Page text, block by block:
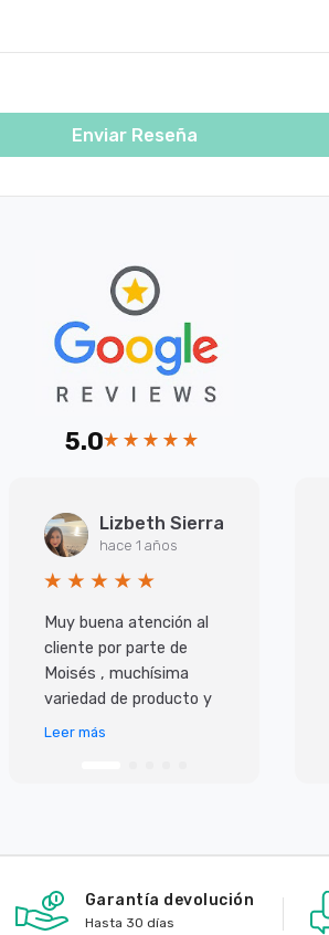
Enviar Reseña
5.0
Lizbeth Sierra
hace 1 años
Muy buena atención al
cliente por parte de
Moisés , muchísima
variedad de producto y
lo mejor es que todo
Leer más
Garantía devolución
Hasta 30 días